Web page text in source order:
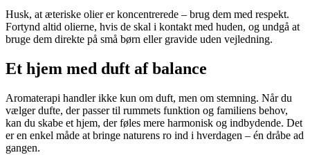
Husk, at æteriske olier er koncentrerede – brug dem med respekt.
Fortynd altid olierne, hvis de skal i kontakt med huden, og undgå at
bruge dem direkte på små børn eller gravide uden vejledning.
Et hjem med duft af balance
Aromaterapi handler ikke kun om duft, men om stemning. Når du
vælger dufte, der passer til rummets funktion og familiens behov,
kan du skabe et hjem, der føles mere harmonisk og indbydende. Det
er en enkel måde at bringe naturens ro ind i hverdagen – én dråbe ad
gangen.